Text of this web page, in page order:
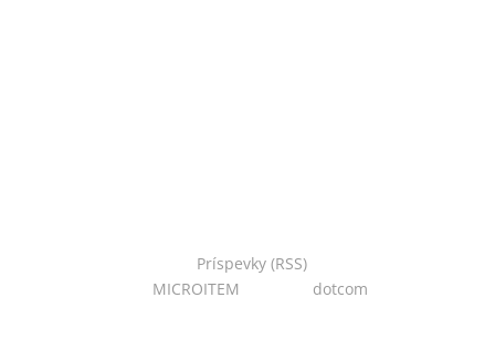
Príspevky (RSS)
MICROITEM dotcom